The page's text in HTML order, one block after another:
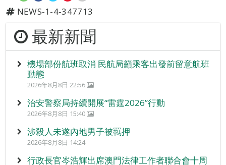
NEWS-1-4-347713
最新新聞
機場部份航班取消 民航局籲乘客出發前留意航班
動態
2026年8月8日 22:56
治安警察局持續開展“雷霆2026”行動
2026年8月8日 15:40
涉殺人未遂內地男子被羈押
2026年8月8日 14:24
行政長官岑浩輝出席澳門法律工作者聯合會十周